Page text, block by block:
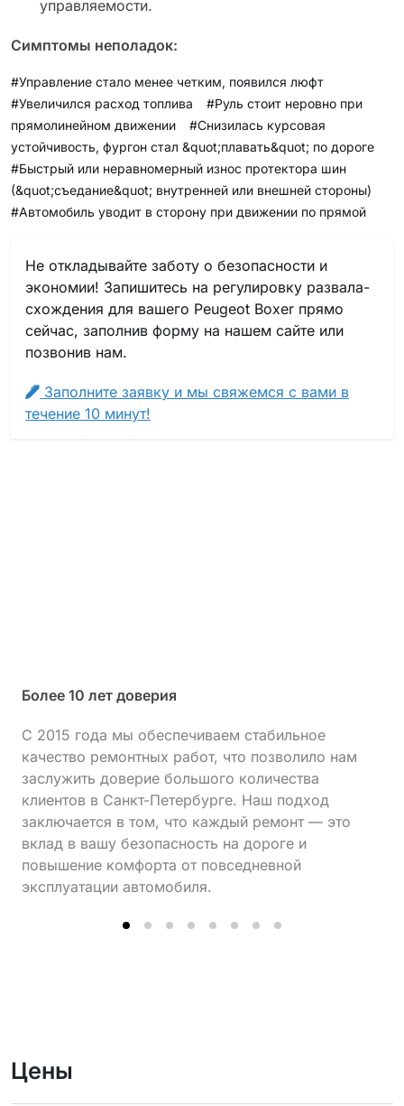
управляемости.
Симптомы неполадок:
#Управление стало менее четким, появился люфт
#Увеличился расход топлива
#Руль стоит неровно при
прямолинейном движении
#Снизилась курсовая
устойчивость, фургон стал &quot;плавать&quot; по дороге
#Быстрый или неравномерный износ протектора шин
(&quot;съедание&quot; внутренней или внешней стороны)
#Автомобиль уводит в сторону при движении по прямой
Не откладывайте заботу о безопасности и
экономии! Запишитесь на регулировку развала-
схождения для вашего Peugeot Boxer прямо
сейчас, заполнив форму на нашем сайте или
позвонив нам.
Заполните заявку и мы свяжемся с вами в
течение 10 минут!
Более 10 лет доверия
С 2015 года мы обеспечиваем стабильное
качество ремонтных работ, что позволило нам
заслужить доверие большого количества
клиентов в Санкт-Петербурге. Наш подход
заключается в том, что каждый ремонт — это
вклад в вашу безопасность на дороге и
повышение комфорта от повседневной
эксплуатации автомобиля.
Цены